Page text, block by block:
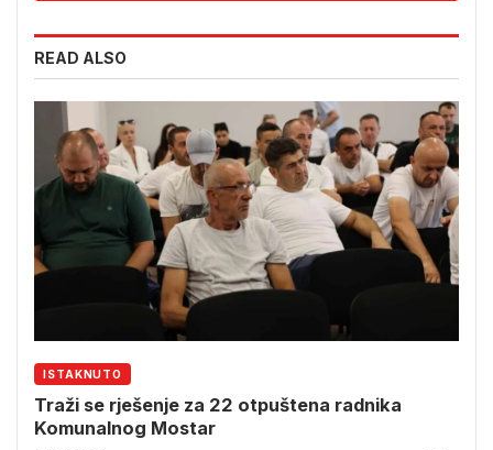
READ ALSO
ISTAKNUTO
Traži se rješenje za 22 otpuštena radnika
Komunalnog Mostar